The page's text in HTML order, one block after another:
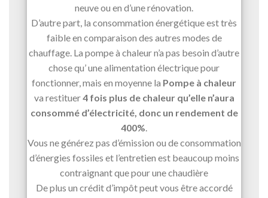
neuve ou en d’une rénovation.
D’autre part, la consommation énergétique est très
faible en comparaison des autres modes de
chauffage. La pompe à chaleur n’a pas besoin d’autre
chose qu’ une alimentation électrique pour
fonctionner, mais en moyenne la Pompe à chaleur
va restituer4 fois plus de chaleur qu’elle n’aura
consommé d’électricité, donc un rendement de
400%.
Vous ne générez pas d’émission ou de consommation
d’énergies fossiles et l’entretien est beaucoup moins
contraignant que pour une chaudière
De plus un crédit d’impôt peut vous être accordé